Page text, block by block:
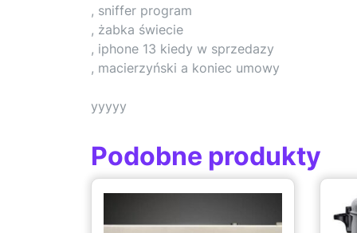
, sniffer program
, żabka świecie
, iphone 13 kiedy w sprzedazy
, macierzyński a koniec umowy
yyyyy
Podobne produkty